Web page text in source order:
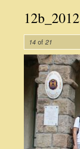
12b_2012
14 of 21
12b_0.jpg